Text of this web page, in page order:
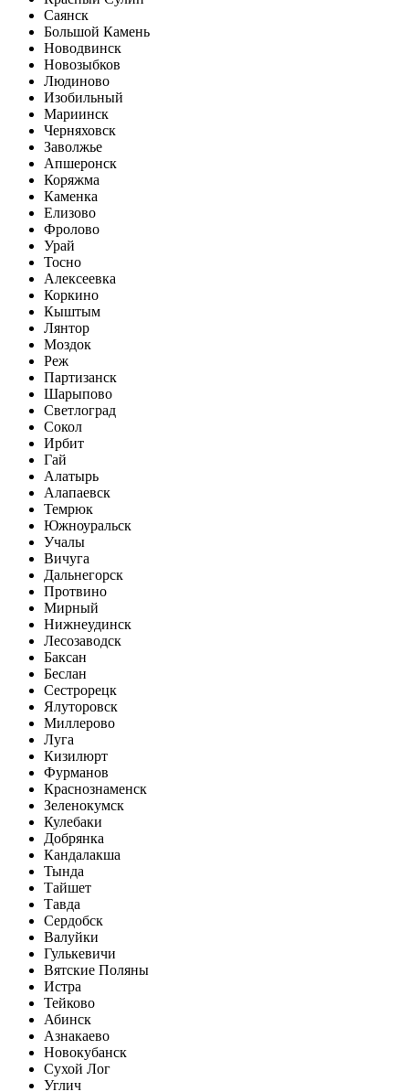
Саянск
Большой Камень
Новодвинск
Новозыбков
Людиново
Изобильный
Мариинск
Черняховск
Заволжье
Апшеронск
Коряжма
Каменка
Елизово
Фролово
Урай
Тосно
Алексеевка
Коркино
Кыштым
Лянтор
Моздок
Реж
Партизанск
Шарыпово
Светлоград
Сокол
Ирбит
Гай
Алатырь
Алапаевск
Темрюк
Южноуральск
Учалы
Вичуга
Дальнегорск
Протвино
Мирный
Нижнеудинск
Лесозаводск
Баксан
Беслан
Сестрорецк
Ялуторовск
Миллерово
Луга
Кизилюрт
Фурманов
Краснознаменск
Зеленокумск
Кулебаки
Добрянка
Кандалакша
Тында
Тайшет
Тавда
Сердобск
Валуйки
Гулькевичи
Вятские Поляны
Истра
Тейково
Абинск
Азнакаево
Новокубанск
Сухой Лог
Углич